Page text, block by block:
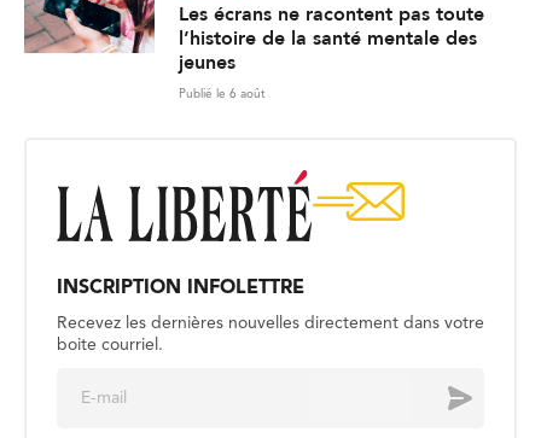
Les écrans ne racontent pas toute
l’histoire de la santé mentale des
jeunes
Publié le 6 août
INSCRIPTION INFOLETTRE
Recevez les dernières nouvelles directement dans votre
boite courriel.
Envoyer